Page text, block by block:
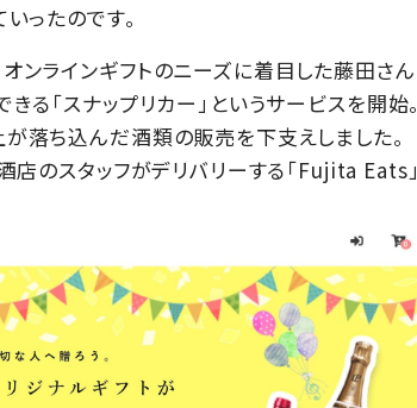
ったのです。
ンラインギフトのニーズに着目した藤田さん
る「スナップリカー」というサービスを開始。
落ち込んだ酒類の販売を下支えしました。
のスタッフがデリバリーする「Fujita Eats」